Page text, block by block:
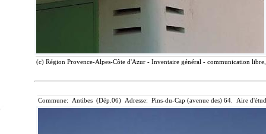
(c) Région Provence-Alpes-Côte d'Azur - Inventaire général - communication
Commune: Antibes (Dép.06) Adresse: Pins-du-Cap (avenue des) 64. Aire